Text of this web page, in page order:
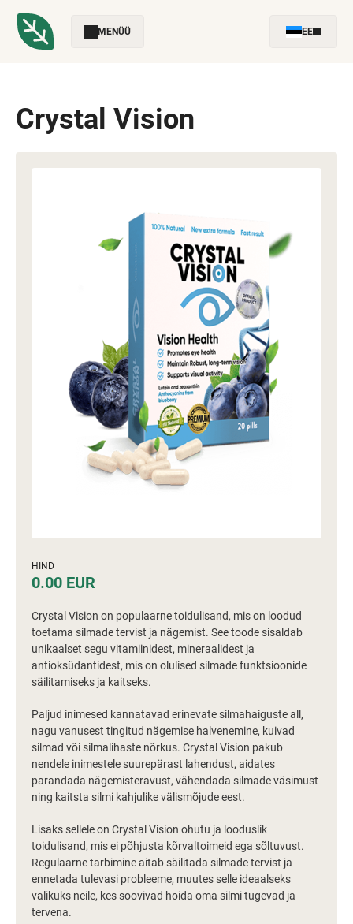
MENÜÜ EE
Crystal Vision
HIND
0.00 EUR
Crystal Vision on populaarne toidulisand, mis on loodud
toetama silmade tervist ja nägemist. See toode sisaldab
unikaalset segu vitamiinidest, mineraalidest ja
antioksüdantidest, mis on olulised silmade funktsioonide
säilitamiseks ja kaitseks.
Paljud inimesed kannatavad erinevate silmahaiguste all,
nagu vanusest tingitud nägemise halvenemine, kuivad
silmad või silmalihaste nõrkus. Crystal Vision pakub
nendele inimestele suurepärast lahendust, aidates
parandada nägemisteravust, vähendada silmade väsimust
ning kaitsta silmi kahjulike välismõjude eest.
Lisaks sellele on Crystal Vision ohutu ja looduslik
toidulisand, mis ei põhjusta kõrvaltoimeid ega sõltuvust.
Regulaarne tarbimine aitab säilitada silmade tervist ja
ennetada tulevasi probleeme, muutes selle ideaalseks
valikuks neile, kes soovivad hoida oma silmi tugevad ja
tervena.